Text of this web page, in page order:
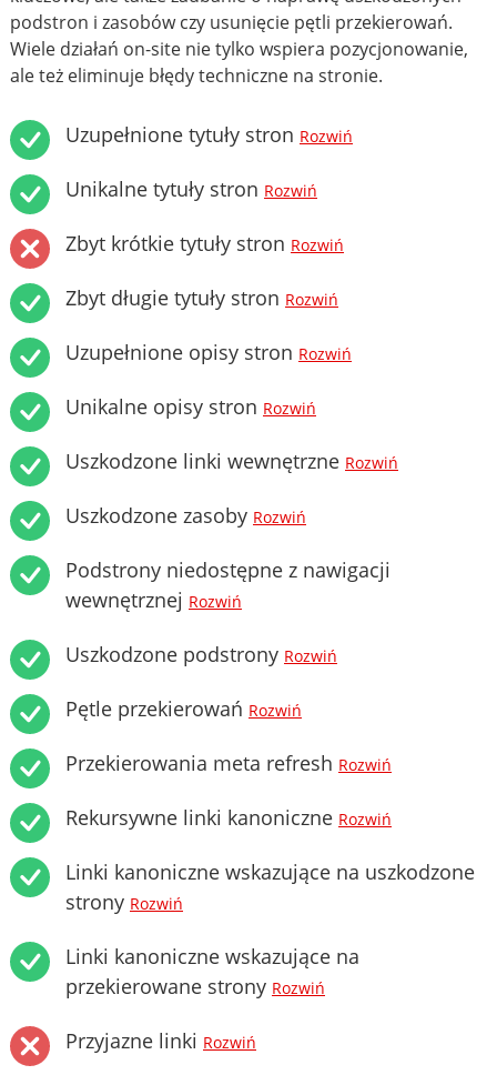
podstron i zasobów czy usunięcie pętli przekierowań.
Wiele działań on-site nie tylko wspiera pozycjonowanie,
ale też eliminuje błędy techniczne na stronie.
Uzupełnione tytuły stron Rozwiń
Unikalne tytuły stron Rozwiń
Zbyt krótkie tytuły stron Rozwiń
Zbyt długie tytuły stron Rozwiń
Uzupełnione opisy stron Rozwiń
Unikalne opisy stron Rozwiń
Uszkodzone linki wewnętrzne Rozwiń
Uszkodzone zasoby Rozwiń
Podstrony niedostępne z nawigacji
wewnętrznej Rozwiń
Uszkodzone podstrony Rozwiń
Pętle przekierowań Rozwiń
Przekierowania meta refresh Rozwiń
Rekursywne linki kanoniczne Rozwiń
Linki kanoniczne wskazujące na uszkodzone
strony Rozwiń
Linki kanoniczne wskazujące na
przekierowane strony Rozwiń
Przyjazne linki Rozwiń